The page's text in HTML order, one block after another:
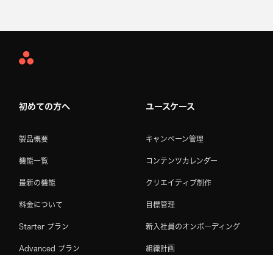
Asana
初めての方へ
製品概要
機能一覧
最新の機能
料金について
Starter プラン
Advanced プラン
ユースケース
キャンペーン管理
コンテンツカレンダー
クリエイティブ制作
目標管理
新入社員のオンボーディング
組織計画